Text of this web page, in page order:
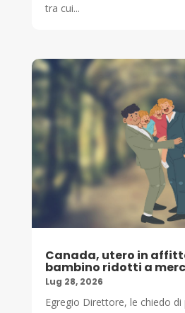
tra cui...
Canada, utero in
bambino ridotti a
Lug 28, 2026
Egregio Direttore, le chiedo